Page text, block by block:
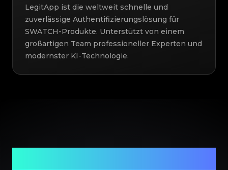
LegitApp ist die weltweit schnelle und
zuverlässige Authentifizierungslösung für
SWATCH-Produkte. Unterstützt von einem
großartigen Team professioneller Experten und
modernster KI-Technologie.